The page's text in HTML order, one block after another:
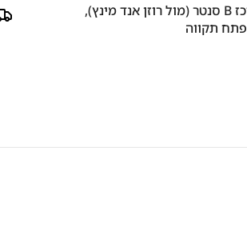
בן ציון גליס 30, מרכז B סנטר (מול רוזן אנד מינץ),
פתח תקווה